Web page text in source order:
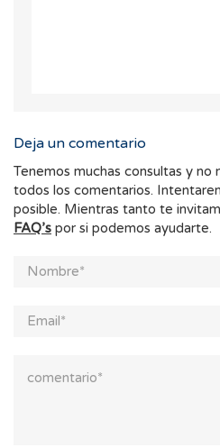
Deja un comentario
Tenemos muchas consultas y no
todos los comentarios.
posible. Mientras tanto te
FAQ’s por si podemos ayudarte.